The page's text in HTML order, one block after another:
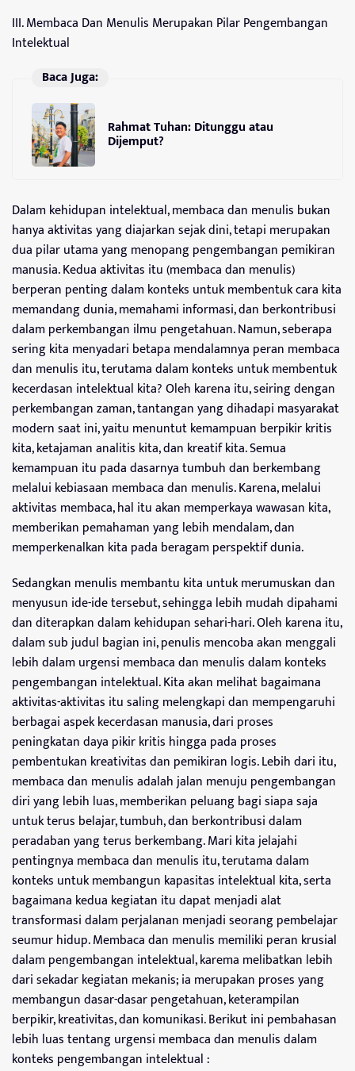
III. Membaca Dan Menulis Merupakan Pilar Pengembangan
Intelektual
Baca Juga:
Rahmat Tuhan: Ditunggu atau
Dijemput?
Dalam kehidupan intelektual, membaca dan menulis bukan
hanya aktivitas yang diajarkan sejak dini, tetapi merupakan
dua pilar utama yang menopang pengembangan pemikiran
manusia. Kedua aktivitas itu (membaca dan menulis)
berperan penting dalam konteks untuk membentuk cara kita
memandang dunia, memahami informasi, dan berkontribusi
dalam perkembangan ilmu pengetahuan. Namun, seberapa
sering kita menyadari betapa mendalamnya peran membaca
dan menulis itu, terutama dalam konteks untuk membentuk
kecerdasan intelektual kita? Oleh karena itu, seiring dengan
perkembangan zaman, tantangan yang dihadapi masyarakat
modern saat ini, yaitu menuntut kemampuan berpikir kritis
kita, ketajaman analitis kita, dan kreatif kita. Semua
kemampuan itu pada dasarnya tumbuh dan berkembang
melalui kebiasaan membaca dan menulis. Karena, melalui
aktivitas membaca, hal itu akan memperkaya wawasan kita,
memberikan pemahaman yang lebih mendalam, dan
memperkenalkan kita pada beragam perspektif dunia.
Sedangkan menulis membantu kita untuk merumuskan dan
menyusun ide-ide tersebut, sehingga lebih mudah dipahami
dan diterapkan dalam kehidupan sehari-hari. Oleh karena itu,
dalam sub judul bagian ini, penulis mencoba akan menggali
lebih dalam urgensi membaca dan menulis dalam konteks
pengembangan intelektual. Kita akan melihat bagaimana
aktivitas-aktivitas itu saling melengkapi dan mempengaruhi
berbagai aspek kecerdasan manusia, dari proses
peningkatan daya pikir kritis hingga pada proses
pembentukan kreativitas dan pemikiran logis. Lebih dari itu,
membaca dan menulis adalah jalan menuju pengembangan
diri yang lebih luas, memberikan peluang bagi siapa saja
untuk terus belajar, tumbuh, dan berkontribusi dalam
peradaban yang terus berkembang. Mari kita jelajahi
pentingnya membaca dan menulis itu, terutama dalam
konteks untuk membangun kapasitas intelektual kita, serta
bagaimana kedua kegiatan itu dapat menjadi alat
transformasi dalam perjalanan menjadi seorang pembelajar
seumur hidup. Membaca dan menulis memiliki peran krusial
dalam pengembangan intelektual, karema melibatkan lebih
dari sekadar kegiatan mekanis; ia merupakan proses yang
membangun dasar-dasar pengetahuan, keterampilan
berpikir, kreativitas, dan komunikasi. Berikut ini pembahasan
lebih luas tentang urgensi membaca dan menulis dalam
konteks pengembangan intelektual :